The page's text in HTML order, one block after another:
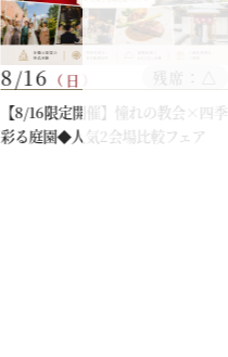
8/16 （日）
残席：△
【8/16限定開催】憧れの教会×四季
彩る庭園◆人気2会場比較フェア